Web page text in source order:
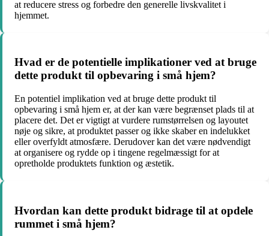
at reducere stress og forbedre den generelle livskvalitet i
hjemmet.
Hvad er de potentielle implikationer ved at bruge
dette produkt til opbevaring i små hjem?
En potentiel implikation ved at bruge dette produkt til
opbevaring i små hjem er, at der kan være begrænset plads til at
placere det. Det er vigtigt at vurdere rumstørrelsen og layoutet
nøje og sikre, at produktet passer og ikke skaber en indelukket
eller overfyldt atmosfære. Derudover kan det være nødvendigt
at organisere og rydde op i tingene regelmæssigt for at
opretholde produktets funktion og æstetik.
Hvordan kan dette produkt bidrage til at opdele
rummet i små hjem?